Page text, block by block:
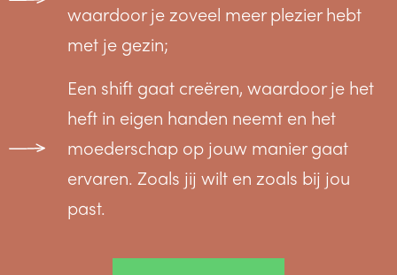
waardoor je zoveel meer plezier hebt
met je gezin;
Een shift gaat creëren, waardoor je het
heft in eigen handen neemt en het
moederschap op jouw manier gaat
ervaren. Zoals jij wilt en zoals bij jou
past.